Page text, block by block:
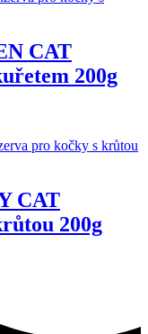
CAT
200g
CAT
200g